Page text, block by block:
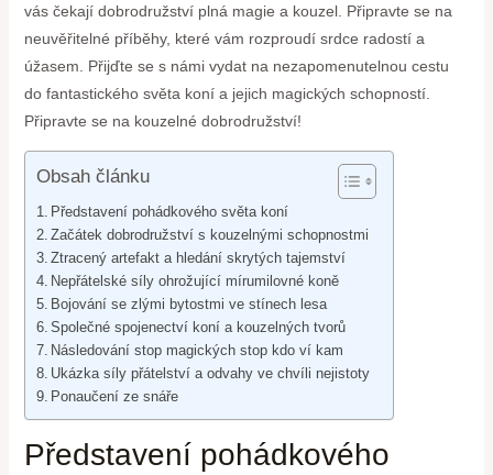
vás čekají dobrodružství plná magie a kouzel. Připravte se na
neuvěřitelné příběhy, které vám rozproudí srdce radostí a
úžasem. Přijďte se s námi vydat na nezapomenutelnou cestu
do fantastického světa koní a jejich magických schopností.
Připravte se na kouzelné dobrodružství!
Obsah článku
Představení pohádkového světa koní
Začátek dobrodružství s kouzelnými schopnostmi
Ztracený artefakt a hledání skrytých tajemství
Nepřátelské síly ohrožující mírumilovné koně
Bojování se zlými bytostmi ve stínech lesa
Společné spojenectví koní a kouzelných tvorů
Následování stop magických stop kdo ví kam
Ukázka síly přátelství a odvahy ve chvíli nejistoty
Ponaučení ze snáře
Představení pohádkového